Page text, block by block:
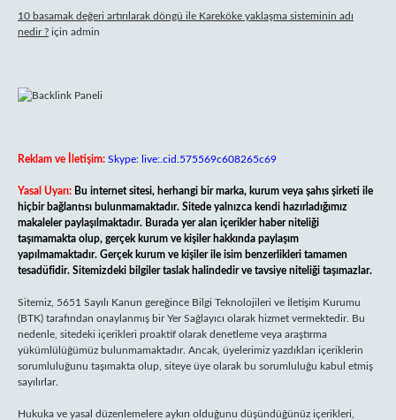
10 basamak değeri artırılarak döngü ile Kareköke yaklaşma sisteminin adı
nedir ? için admin
Reklam ve İletişim: Skype: live:.cid.575569c608265c69
Yasal Uyarı: Bu internet sitesi, herhangi bir marka, kurum veya şahıs şirketi ile
hiçbir bağlantısı bulunmamaktadır. Sitede yalnızca kendi hazırladığımız
makaleler paylaşılmaktadır. Burada yer alan içerikler haber niteliği
taşımamakta olup, gerçek kurum ve kişiler hakkında paylaşım
yapılmamaktadır. Gerçek kurum ve kişiler ile isim benzerlikleri tamamen
tesadüfidir. Sitemizdeki bilgiler taslak halindedir ve tavsiye niteliği taşımazlar.
Sitemiz, 5651 Sayılı Kanun gereğince Bilgi Teknolojileri ve İletişim Kurumu
(BTK) tarafından onaylanmış bir Yer Sağlayıcı olarak hizmet vermektedir. Bu
nedenle, sitedeki içerikleri proaktif olarak denetleme veya araştırma
yükümlülüğümüz bulunmamaktadır. Ancak, üyelerimiz yazdıkları içeriklerin
sorumluluğunu taşımakta olup, siteye üye olarak bu sorumluluğu kabul etmiş
sayılırlar.
Hukuka ve yasal düzenlemelere aykırı olduğunu düşündüğünüz içerikleri,